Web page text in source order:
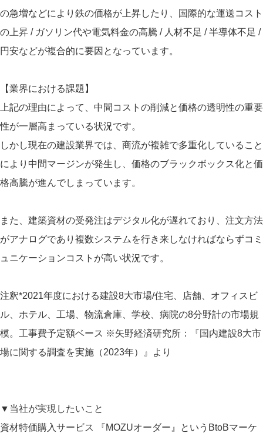
の急増などにより鉄の価格が上昇したり、国際的な運送コスト
の上昇 / ガソリン代や電気料金の高騰 / 人材不足 / 半導体不足 /
円安などが複合的に要因となっています。
【業界における課題】
上記の理由によって、中間コストの削減と価格の透明性の重要
性が一層高まっている状況です。
しかし現在の建設業界では、商流が複雑で多重化していること
により中間マージンが発生し、価格のブラックボックス化と価
格高騰が進んでしまっています。
また、建築資材の受発注はデジタル化が遅れており、注文方法
がアナログであり複数システムを行き来しなければならずコミ
ュニケーションコストが高い状況です。
注釈*2021年度における建設8大市場/住宅、店舗、オフィスビ
ル、ホテル、工場、物流倉庫、学校、病院の8分野計の市場規
模。工事費予定額ベース ※矢野経済研究所：『国内建設8大市
場に関する調査を実施（2023年）』より
▼当社が実現したいこと
資材特価購入サービス 『MOZUオーダー』というBtoBマーケ